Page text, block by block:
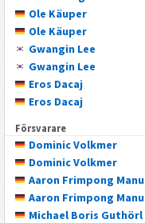
Ole Käuper
Ole Käuper
Gwangin Lee
Gwangin Lee
Eros Dacaj
Eros Dacaj
Försvarare
Dominic Volkmer
Dominic Volkmer
Aaron Frimpong Manu
Aaron Frimpong Manu
Michael Boris Guthörl